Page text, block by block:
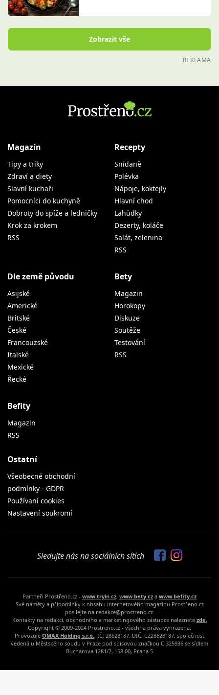
Zobrazit vše
REKLAMA
Magazín
Tipy a triky
Zdraví a diety
Slavní kuchaři
Pomocníci do kuchyně
Dobroty do spíže a ledničky
Krok za krokem
RSS
Recepty
Snídaně
Polévka
Nápoje, koktejly
Hlavní chod
Lahůdky
Dezerty, koláče
Salát, zelenina
RSS
Dle země původu
Asijské
Americké
Britské
České
Francouzské
Italské
Mexické
Řecké
Bety
Magazin
Horokopy
Diskuze
Soutěže
Testování
RSS
Befity
Magazin
RSS
Ostatní
Všeobecné obchodní
podmínky - GDPR
Používaní cookies
Nastavení soukromí
Sledujte nás na sociálních sítích
Partneři Prostřeno.cz - www.tryin.cz, www.bety.cz a www.befity.cz
Své náměty a připomínky k obsahu internetového magazínu Prostřeno.cz
posílejte na redakce@prostreno.cz.
Kontakty na redakci, obchodního a marketingového zástupce naleznete zde.
Copyright © 2009-2024 Prostreno.cz - všechna práva vyhrazena.
Provozuje OMAX Holding s.r.o., IČ: 28628187, DIČ: CZ28628187, společnost
vedená u Městského soudu v Praze pod spisovou značkou C 325936 se sídlem
Bucharova 1281/2, 158 00, Praha 5